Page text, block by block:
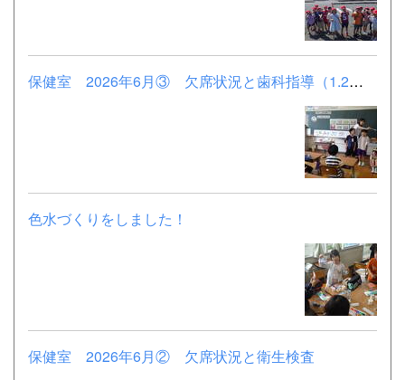
保健室 2026年6月③ 欠席状況と歯科指導（1.2年）
色水づくりをしました！
保健室 2026年6月② 欠席状況と衛生検査